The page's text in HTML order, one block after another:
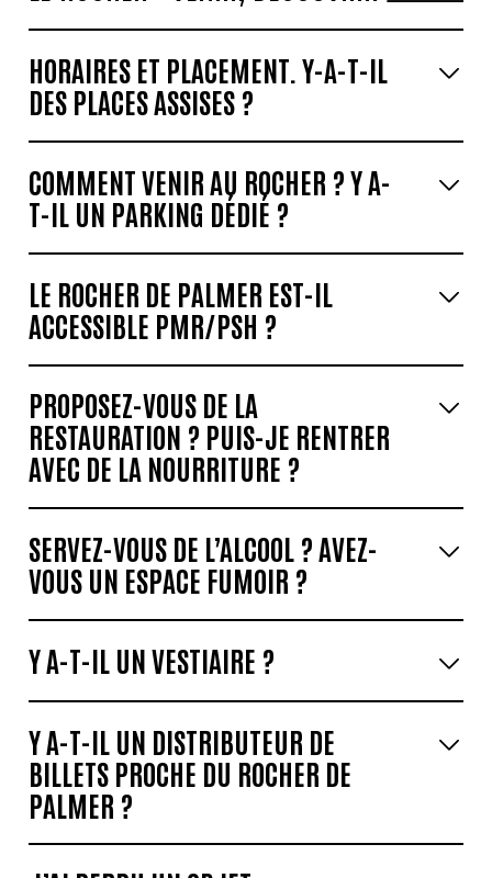
HORAIRES ET PLACEMENT. Y-A-T-IL
DES PLACES ASSISES ?
COMMENT VENIR AU ROCHER ? Y A-
T-IL UN PARKING DÉDIÉ ?
LE ROCHER DE PALMER EST-IL
ACCESSIBLE PMR/PSH ?
PROPOSEZ-VOUS DE LA
RESTAURATION ? PUIS-JE RENTRER
AVEC DE LA NOURRITURE ?
SERVEZ-VOUS DE L’ALCOOL ? AVEZ-
VOUS UN ESPACE FUMOIR ?
Y A-T-IL UN VESTIAIRE ?
Y A-T-IL UN DISTRIBUTEUR DE
BILLETS PROCHE DU ROCHER DE
PALMER ?